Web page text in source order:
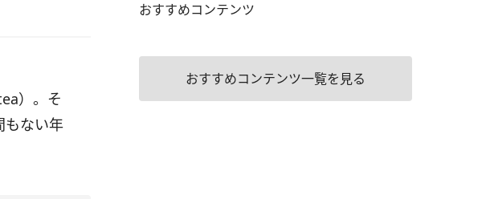
）。そ
もない年
おすすめコンテンツ
おすすめコンテンツ一覧を見る